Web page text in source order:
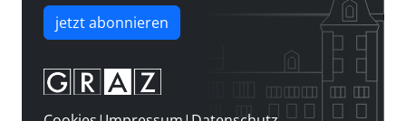
jetzt abonnieren